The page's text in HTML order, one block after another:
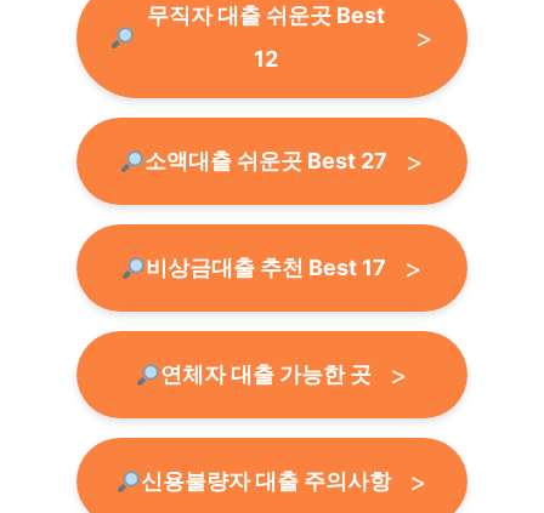
무직자 대출 쉬운곳 Best
12
소액대출 쉬운곳 Best 27
비상금대출 추천 Best 17
연체자 대출 가능한 곳
신용불량자 대출 주의사항